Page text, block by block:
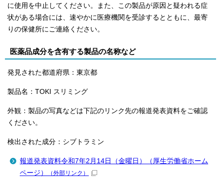
に使用を中止してください。また、この製品が原因と疑われる症
状がある場合には、速やかに医療機関を受診するとともに、最寄
りの保健所にご連絡ください。
医薬品成分を含有する製品の名称など
発見された都道府県：東京都
製品名：TOKI スリミング
外観：製品の写真などは下記のリンク先の報道発表資料をご確認
ください。
検出された成分：シブトラミン
報道発表資料令和7年2月14日（金曜日）（厚生労働省ホーム
ページ）
（外部リンク）